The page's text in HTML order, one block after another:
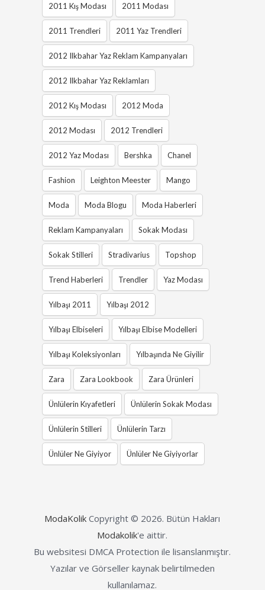
2011 Kış Modası 2011 Modası
2011 Trendleri 2011 Yaz Trendleri
2012 Ilkbahar Yaz Reklam Kampanyaları
2012 Ilkbahar Yaz Reklamları
2012 Kış Modası 2012 Moda
2012 Modası 2012 Trendleri
2012 Yaz Modası Bershka Chanel
Fashion Leighton Meester Mango
Moda Moda Blogu Moda Haberleri
Reklam Kampanyaları Sokak Modası
Sokak Stilleri Stradivarius Topshop
Trend Haberleri Trendler Yaz Modası
Yılbaşı 2011 Yılbaşı 2012
Yılbaşı Elbiseleri Yılbaşı Elbise Modelleri
Yılbaşı Koleksiyonları Yılbaşında Ne Giyilir
Zara Zara Lookbook Zara Ürünleri
Ünlülerin Kıyafetleri Ünlülerin Sokak Modası
Ünlülerin Stilleri Ünlülerin Tarzı
Ünlüler Ne Giyiyor Ünlüler Ne Giyiyorlar
ModaKolik Copyright © 2026. Bütün Hakları
Modakolik'e aittir.
Bu websitesi DMCA Protection ile lisanslanmıştır.
Yazılar ve Görseller kaynak belirtilmeden
kullanılamaz.